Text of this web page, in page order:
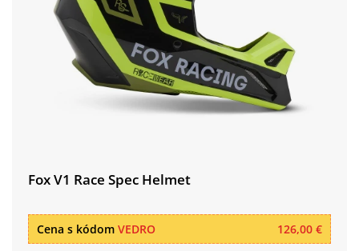
Fox V1 Race Spec Helmet
126,00 €
Cena s kódom VEDRO